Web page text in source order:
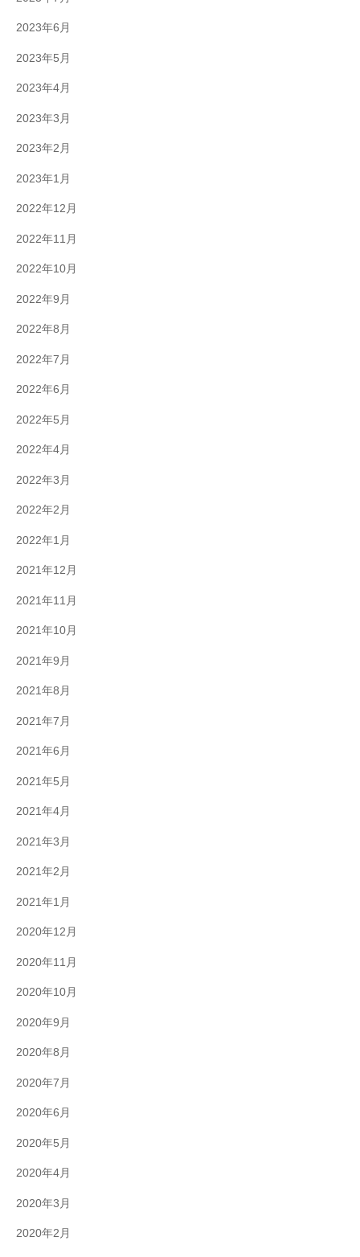
2023年6月
2023年5月
2023年4月
2023年3月
2023年2月
2023年1月
2022年12月
2022年11月
2022年10月
2022年9月
2022年8月
2022年7月
2022年6月
2022年5月
2022年4月
2022年3月
2022年2月
2022年1月
2021年12月
2021年11月
2021年10月
2021年9月
2021年8月
2021年7月
2021年6月
2021年5月
2021年4月
2021年3月
2021年2月
2021年1月
2020年12月
2020年11月
2020年10月
2020年9月
2020年8月
2020年7月
2020年6月
2020年5月
2020年4月
2020年3月
2020年2月